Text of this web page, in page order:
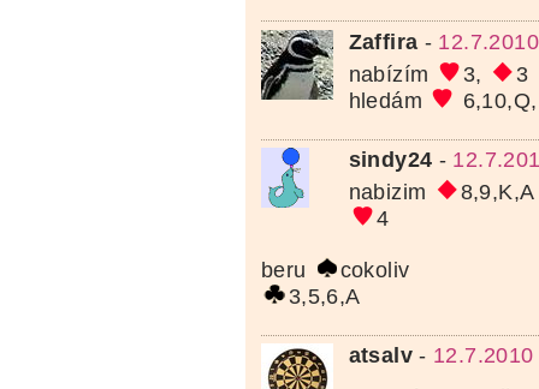
Zaffira -
nabízím
3,
3
hledám
sindy24 -
nabizim
8,9,K,A
4
beru
cokoliv
3,5,6,A
atsalv-